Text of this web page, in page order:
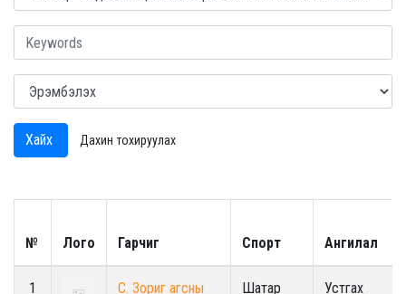
Хайх Дахин тохируулах
№ Лого Гарчиг Спорт Ангилал
1
С. Зориг агсны
Шатар
Устгах